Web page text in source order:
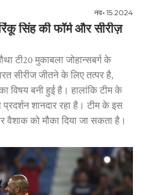
नव॰ 15 2024
सिंह की फॉर्म और सीरीज़
टी20 मुकाबला जोहान्सबर्ग के
सीरीज जीतने के लिए तत्पर है,
विषय बनी हुई है। हालांकि टीम के
शानदार रहा है। टीम के इस
को मौका दिया जा सकता है।